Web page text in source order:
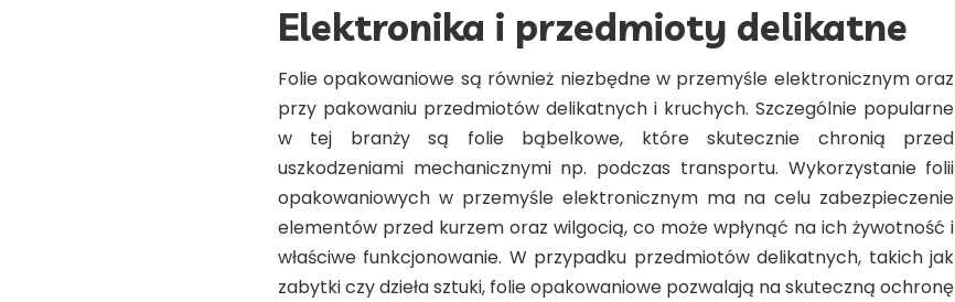
Elektronika i przedmioty delikatne
Folie opakowaniowe są również niezbędne w przemyśle elektronicznym oraz
przy pakowaniu przedmiotów delikatnych i kruchych. Szczególnie popularne
w tej branży są folie bąbelkowe, które skutecznie chronią przed
uszkodzeniami mechanicznymi np. podczas transportu. Wykorzystanie folii
opakowaniowych w przemyśle elektronicznym ma na celu zabezpieczenie
elementów przed kurzem oraz wilgocią, co może wpłynąć na ich żywotność i
właściwe funkcjonowanie. W przypadku przedmiotów delikatnych, takich jak
zabytki czy dzieła sztuki, folie opakowaniowe pozwalają na skuteczną ochronę